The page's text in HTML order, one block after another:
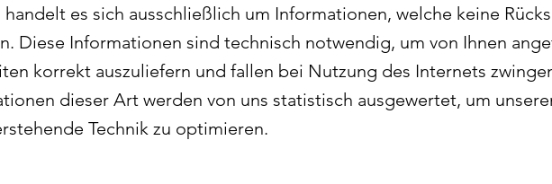
handelt es sich ausschließlich um Informationen, welche keine
Diese Informationen sind technisch notwendig, um von Ihnen
korrekt auszuliefern und fallen bei Nutzung des Internets
dieser Art werden von uns statistisch ausgewertet, um
Technik zu optimieren.